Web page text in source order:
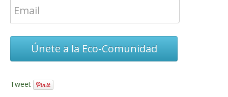
Únete a la Eco-Comunidad
Tweet